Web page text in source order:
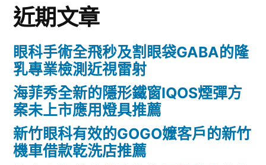
近期文章
眼科手術全飛秒及割眼袋GABA的隆
乳專業檢測近視雷射
海菲秀全新的隱形鐵窗IQOS煙彈方
案未上市應用燈具推薦
新竹眼科有效的GOGO嬤客戶的新竹
機車借款乾洗店推薦